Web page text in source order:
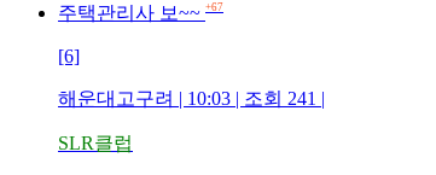
주택관리사 보~~ +67
[6]
해운대고구려 | 10:03 | 조회 241 |
SLR클럽